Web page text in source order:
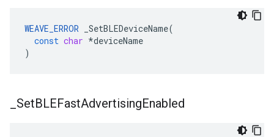
WEAVE_ERROR _SetBLEDeviceName(
const char *deviceName
)
SetBLEFastAdvertisingEnabled